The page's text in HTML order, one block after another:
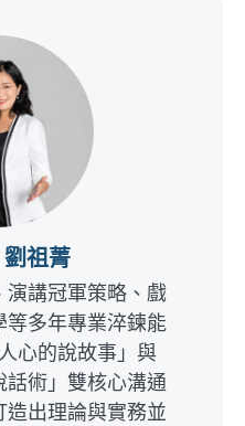
祖菁
演講冠軍策略、戲
等多年專業淬鍊能
心的說故事」與
話術」雙核心溝通
造出理論與實務並